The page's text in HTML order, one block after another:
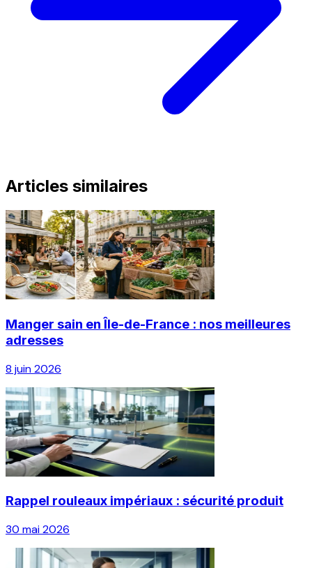
Articles similaires
Manger sain en Île-de-France : nos meilleures
adresses
8 juin 2026
Rappel rouleaux impériaux : sécurité produit
30 mai 2026